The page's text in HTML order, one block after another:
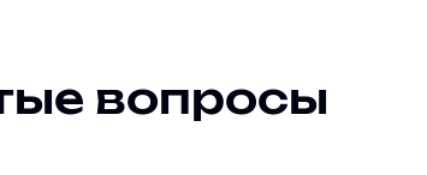
вопросы